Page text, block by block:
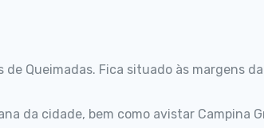
Queimadas. Fica situado às margens
da cidade, bem como avistar Campina